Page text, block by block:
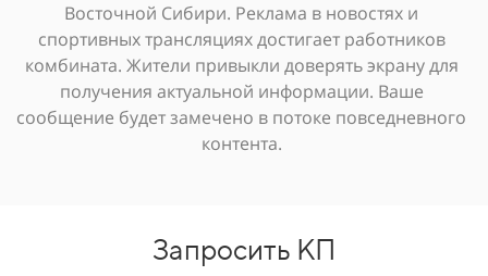
Восточной Сибири. Реклама в новостях и
спортивных трансляциях достигает работников
комбината. Жители привыкли доверять экрану для
получения актуальной информации. Ваше
сообщение будет замечено в потоке повседневного
контента.
Запросить КП